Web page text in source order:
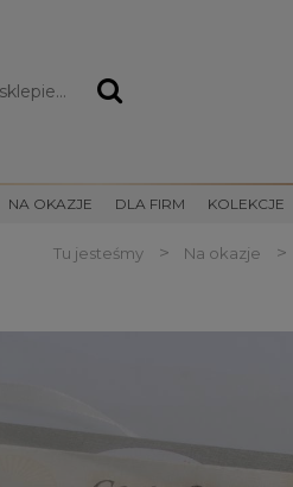
NA OKAZJE DLA FIRM KOLEKCJE
Tu jesteśmy > Na okazje >